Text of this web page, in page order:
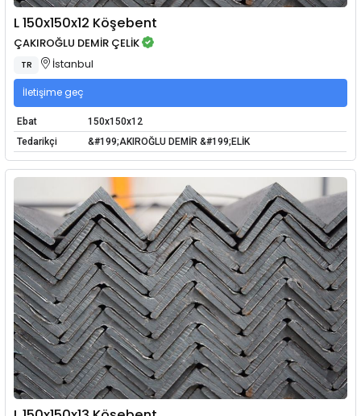
L 150x150x12 Köşebent
ÇAKIROĞLU DEMİR ÇELİK
TR İstanbul
İletişime geç
Ebat
150x150x12
Tedarikçi
&#199;AKIROĞLU DEMİR &#199;ELİK